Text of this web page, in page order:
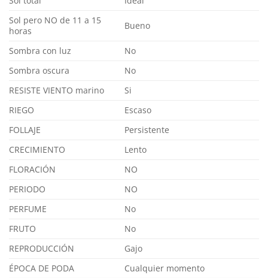
Sol pero NO de 11 a 15
horas
Bueno
Sombra con luz
No
Sombra oscura
No
RESISTE VIENTO marino
Si
RIEGO
Escaso
FOLLAJE
Persistente
CRECIMIENTO
Lento
FLORACIÓN
NO
PERIODO
NO
PERFUME
No
FRUTO
No
REPRODUCCIÓN
Gajo
ÉPOCA DE PODA
Cualquier momento